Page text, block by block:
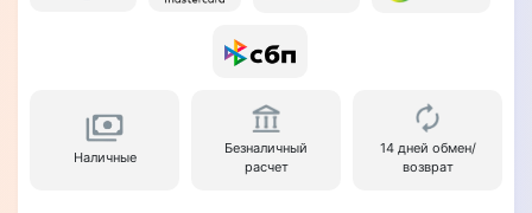
Наличные
Безналичный
расчет
14 дней обмен/
возврат